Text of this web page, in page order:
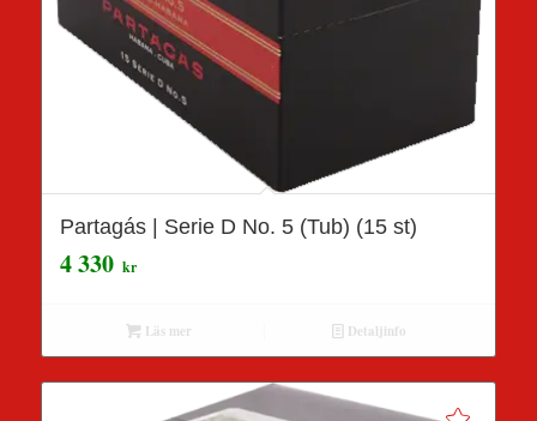
Partagás | Serie D No. 5 (Tub) (15 st)
4 330 kr
Läs mer Detaljinfo